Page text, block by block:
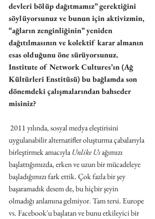
devleri bölüp dağıtmamız” gerektiğini
söylüyorsunuz ve bunun için aktivizmin,
“ağların zenginliğinin” yeniden
dağıtılmasının ve kolektif karar almanın
esas olduğunu öne sürüyorsunuz.
Institute of Network Cultures’ın (Ağ
Kültürleri Enstitüsü) bu bağlamda son
dönemdeki çalışmalarından bahseder
misiniz?
2011 yılında, sosyal medya eleştirisini
uygulanabilir alternatifler oluşturma çabalarıyla
birleştirmek amacıyla Unlike Us ağımızı
başlattığımızda, erken ve uzun bir mücadeleye
başladığımızı fark ettik. Çok fazla bir şey
başaramadık desem de, bu hiçbir şeyin
olmadığı anlamına gelmiyor. Tam tersi. Europe
vs. Facebook'u başlatan ve bunu etkileyici bir